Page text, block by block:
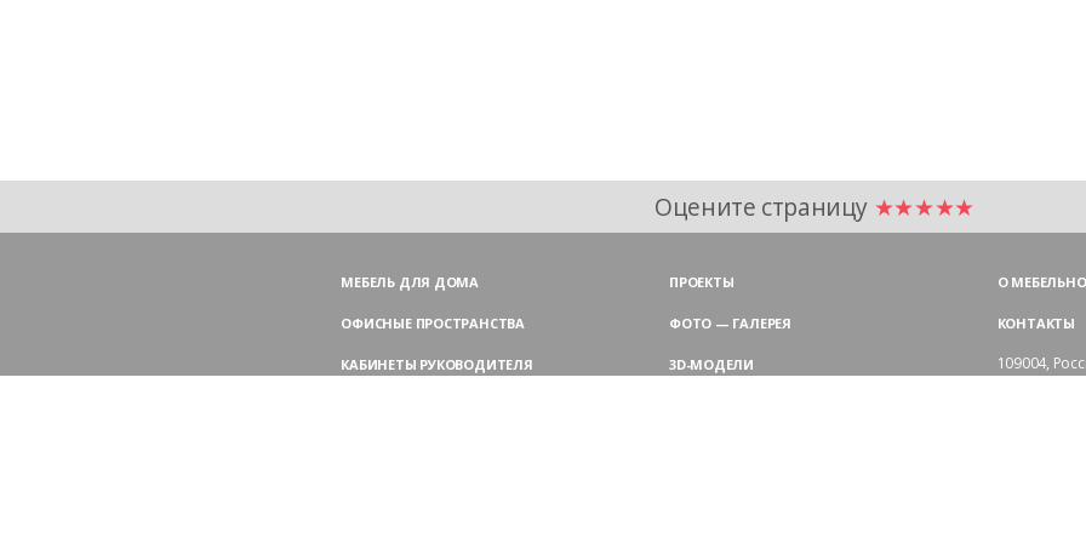
Оцените страницу ★★★★★
МЕБЕЛЬ ДЛЯ ДОМА
ОФИСНЫЕ ПРОСТРАНСТВА
КАБИНЕТЫ РУКОВОДИТЕЛЯ
ПРОЕКТЫ
ФОТО — ГАЛЕРЕЯ
3D-МОДЕЛИ
О
КОНТАКТЫ
109004,